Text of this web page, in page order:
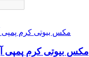
مکس بیوتی کرم پمپی